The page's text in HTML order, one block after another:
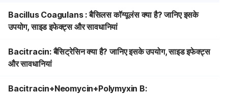
Bacillus Coagulans : बैसिलस कॉग्यूलंस क्या है? जानिए इसके
उपयोग, साइड इफेक्ट्स और सावधानियां
Bacitracin: बैसिट्रेसिन क्या है? जानिए इसके उपयोग, साइड इफेक्ट्स
और सावधानियां
Bacitracin+Neomycin+Polymyxin B: